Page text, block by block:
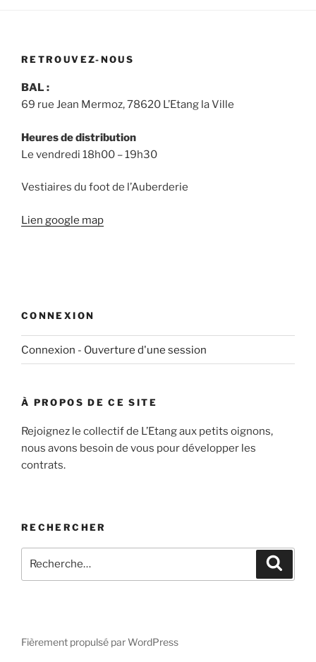
RETROUVEZ-NOUS
BAL :
69 rue Jean Mermoz, 78620 L’Etang la Ville
Heures de distribution
Le vendredi 18h00 – 19h30
Vestiaires du foot de l’Auberderie
Lien google map
CONNEXION
Connexion - Ouverture d'une session
À PROPOS DE CE SITE
Rejoignez le collectif de L’Etang aux petits oignons,
nous avons besoin de vous pour développer les
contrats.
RECHERCHER
pour
Fièrement propulsé par WordPress